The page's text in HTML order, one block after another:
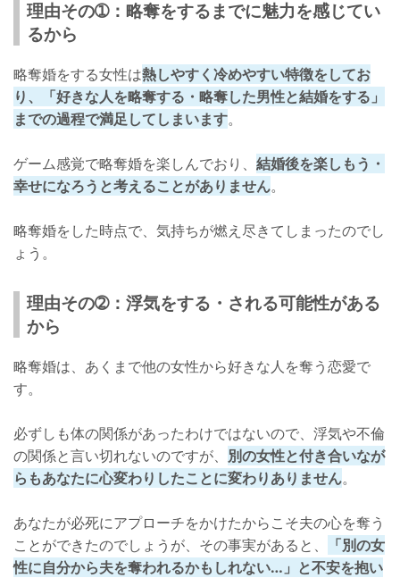
理由その➀：略奪をするまでに魅力を感じてい
るから
略奪婚をする女性は熱しやすく冷めやすい特徴をしてお
り、「好きな人を略奪する・略奪した男性と結婚をする」
までの過程で満足してしまいます。
ゲーム感覚で略奪婚を楽しんでおり、 結婚後を楽しもう・
幸せになろうと考えることがありません。
略奪婚をした時点で、気持ちが燃え尽きてしまったのでし
ょう。
理由その➁：浮気をする・される可能性がある
から
略奪婚は、あくまで他の女性から好きな人を奪う恋愛で
す。
必ずしも体の関係があったわけではないので、浮気や不倫
の関係と言い切れないのですが、 別の女性と付き合いなが
らもあなたに心変わりしたことに変わりありません。
あなたが必死にアプローチをかけたからこそ夫の心を奪う
ことができたのでしょうが、その事実があると、
「別の女
性に自分から夫を奪われるかもしれない…」と不安を抱い